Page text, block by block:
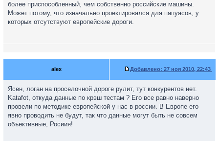
более приспособленный, чем собственно российские машины.
Может потому, что изначально проектировался для папуасов, у
которых отсутствуют европейские дороги.
alex Добавлено: 27 ноя 2010, 22:43
Ясен, логан на проселочной дороге рулит, тут конкурентов нет.
Katafot, откуда данные по крэш тестам ? Его все равно наверно
провели по методике европейской у нас в россии. В Европе его
явно проводить не будут, так что данные могут быть не совсем
объективные, Росиия!